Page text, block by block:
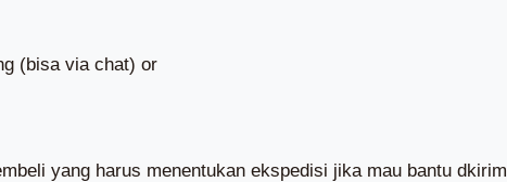
(bisa via chat) or
yang harus menentukan ekspedisi jika mau bantu